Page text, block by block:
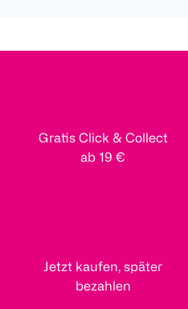
Gratis Click & Collect
ab 19 €
Jetzt kaufen, später
bezahlen